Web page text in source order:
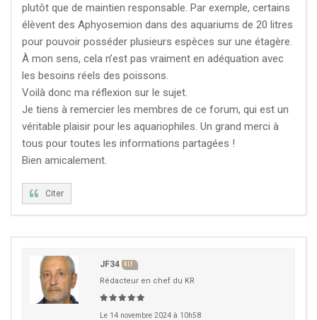
plutôt que de maintien responsable. Par exemple, certains
élèvent des Aphyosemion dans des aquariums de 20 litres
pour pouvoir posséder plusieurs espèces sur une étagère.
À mon sens, cela n’est pas vraiment en adéquation avec
les besoins réels des poissons.
Voilà donc ma réflexion sur le sujet.
Je tiens à remercier les membres de ce forum, qui est un
véritable plaisir pour les aquariophiles. Un grand merci à
tous pour toutes les informations partagées !
Bien amicalement.
Citer
JF34 KCF
Rédacteur en chef du KR
Le 14 novembre 2024 à 10h58